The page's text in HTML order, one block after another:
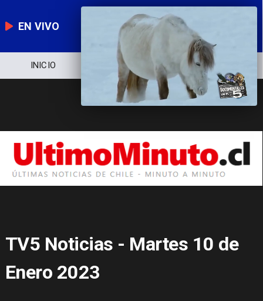
EN VIVO
INICIO NOTICIERO POLÍTICA
TV5 Noticias - Martes 10 de
Enero 2023